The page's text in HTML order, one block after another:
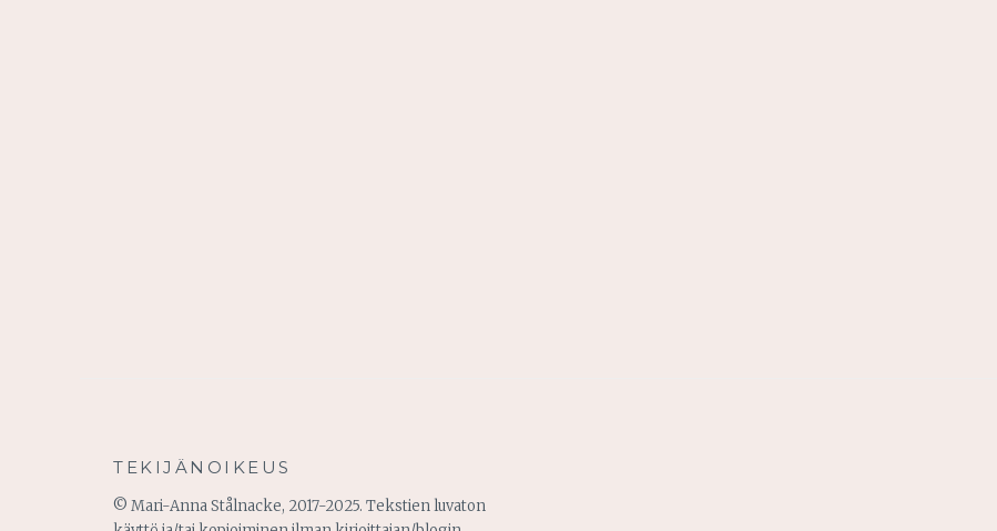
TEKIJÄNOIKEUS
© Mari-Anna Stålnacke, 2017-2025. Tekstien luvaton